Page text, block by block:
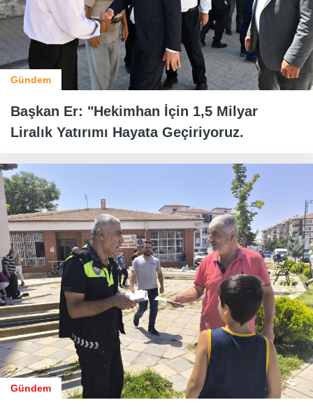
Gündem
Başkan Er: "Hekimhan İçin 1,5 Milyar
Liralık Yatırımı Hayata Geçiriyoruz.
Gündem